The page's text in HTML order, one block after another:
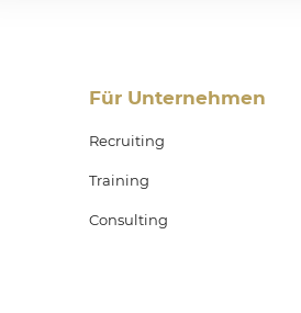
Für Unternehmen
Recruiting
Training
Consulting